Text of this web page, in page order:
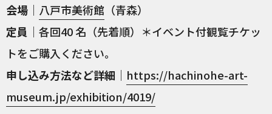
会場 ｜ 八戸市美術館 （青森）
定員 ｜各回40 名（先着順）＊イベント付観覧チケッ
トをご購入ください。
申し込み方法など詳細 ｜ https://hachinohe-art-
museum.jp/exhibition/4019/